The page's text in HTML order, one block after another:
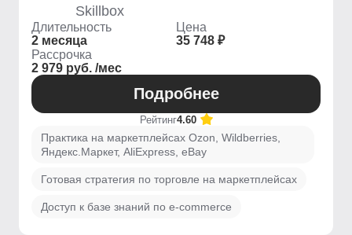
Skillbox
Длительность
2 месяца
Цена
35 748 ₽
Рассрочка
2 979 руб. /мес
Подробнее
Рейтинг4.60
Практика на маркетплейсах Ozon, Wildberries,
Яндекс.Маркет, AliExpress, eBay
Готовая стратегия по торговле на маркетплейсах
Доступ к базе знаний по e-commerce